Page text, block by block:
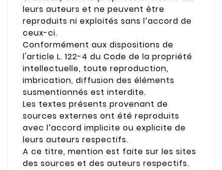
leurs auteurs et ne peuvent être
reproduits ni exploités sans l’accord de
ceux-ci.
Conformément aux dispositions de
l'article L. 122-4 du Code de la propriété
intellectuelle, toute reproduction,
imbrication, diffusion des éléments
susmentionnés est interdite.
Les textes présents provenant de
sources externes ont été reproduits
avec l’accord implicite ou explicite de
leurs auteurs respectifs.
A ce titre, mention est faite sur les sites
des sources et des auteurs respectifs.